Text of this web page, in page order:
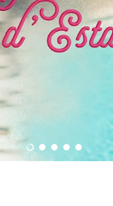
Carica slide 1 di
Carica slide 2
Carica
Carica
Carica